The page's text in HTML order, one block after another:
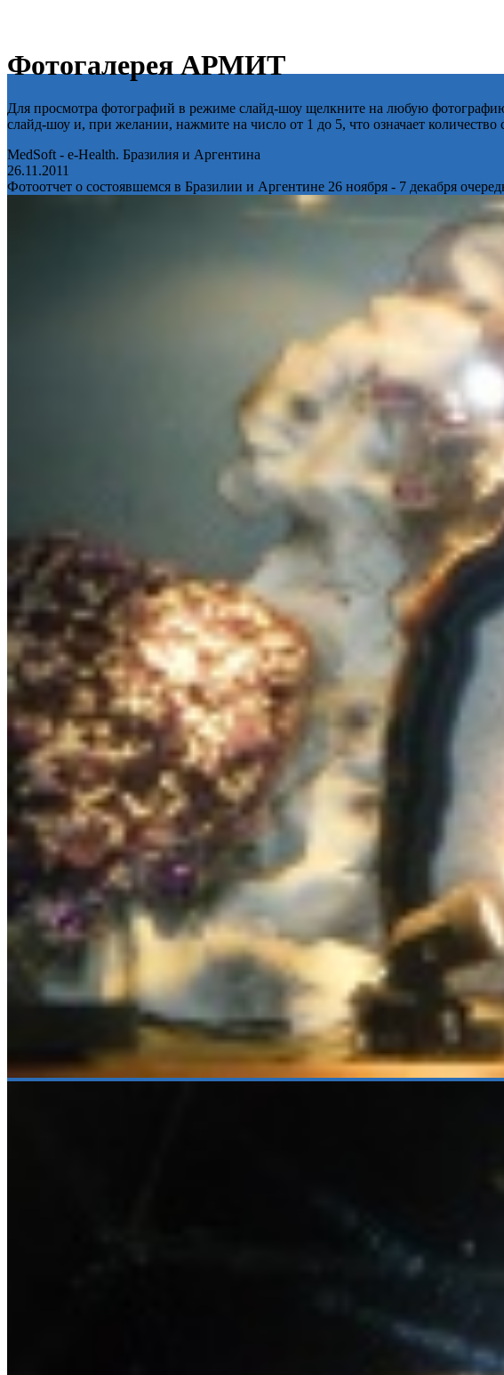
Фотогалерея АРМИТ
Для просмотра фотографий в режиме слайд-шоу щелкните на любую
слайд-шоу и, при желании, нажмите на число от 1 до 5, что означает
MedSoft - e-Health. Бразилия и Аргентина
26.11.2011
Фотоотчет о состоявшемся в Бразилии и Аргентине 26 ноября - 7 декабря